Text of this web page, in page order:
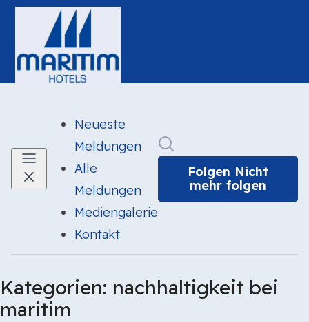
Neueste
Meldungen
Alle
Meldungen
Mediengalerie
Kontakt
Folgen Nicht
mehr folgen
Kategorien: nachhaltigkeit bei
maritim